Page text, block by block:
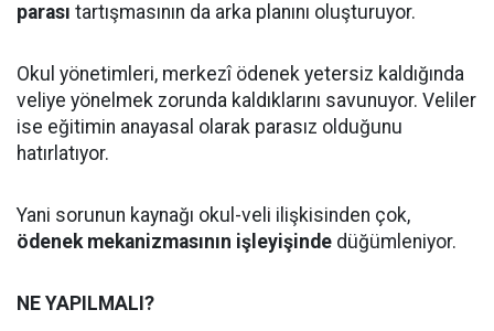
parası tartışmasının da arka planını oluşturuyor.
Okul yönetimleri, merkezî ödenek yetersiz kaldığında
veliye yönelmek zorunda kaldıklarını savunuyor. Veliler
ise eğitimin anayasal olarak parasız olduğunu
hatırlatıyor.
Yani sorunun kaynağı okul-veli ilişkisinden çok,
ödenek mekanizmasının işleyişinde düğümleniyor.
NE YAPILMALI?